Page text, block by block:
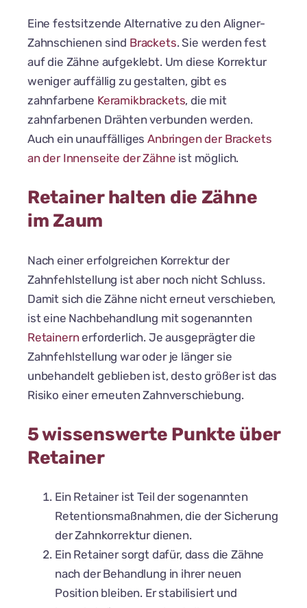
Eine festsitzende Alternative zu den Aligner-
Zahnschienen sind Brackets. Sie werden fest
auf die Zähne aufgeklebt. Um diese Korrektur
weniger auffällig zu gestalten, gibt es
zahnfarbene Keramikbrackets, die mit
zahnfarbenen Drähten verbunden werden.
Auch ein unauffälligesAnbringen der Brackets
an der Innenseite der Zähne ist möglich.
Retainer halten die Zähne
im Zaum
Nach einer erfolgreichen Korrektur der
Zahnfehlstellung ist aber noch nicht Schluss.
Damit sich die Zähne nicht erneut verschieben,
ist eine Nachbehandlung mit sogenannten
Retainernerforderlich. Je ausgeprägter die
Zahnfehlstellung war oder je länger sie
unbehandelt geblieben ist, desto größer ist das
Risiko einer erneuten Zahnverschiebung.
5 wissenswerte Punkte über
Retainer
Ein Retainer ist Teil der sogenannten
Retentionsmaßnahmen, die der Sicherung
der Zahnkorrektur dienen.
Ein Retainer sorgt dafür, dass die Zähne
nach der Behandlung in ihrer neuen
Position bleiben. Er stabilisiert und